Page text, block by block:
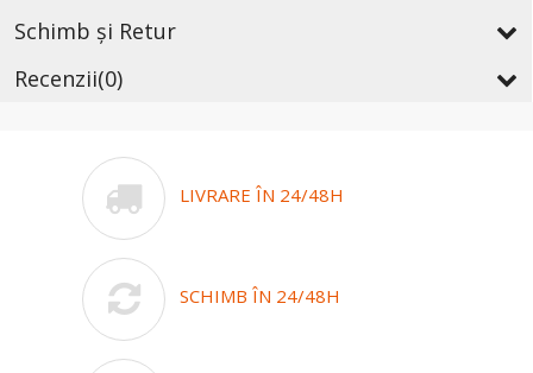
Schimb și Retur
Recenzii(0)
LIVRARE ÎN 24/48H
SCHIMB ÎN 24/48H